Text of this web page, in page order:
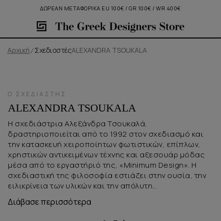
ΔΩΡΕΑΝ ΜΕΤΑΦΟΡΙΚΑ EU 100€ / GR 100€ / WR 400€
Αρχική ΣχεδιαστέςALEXANDRA TSOUKALA
Ο ΣΧΕΔΙΑΣΤΉΣ
ALEXANDRA TSOUKALA
Η σχεδιάστρια Αλεξάνδρα Τσουκαλά,
δραστηριοποιείται από το 1992 στον σχεδιασμό και
την κατασκευή χειροποίητων φωτιστικών, επίπλων,
χρηστικών αντικειμένων τέχνης και αξεσουάρ μόδας
μέσα από το εργαστήριό της, «Minimum Design». Η
σχεδιαστική της φιλοσοφία εστιάζει στην ουσία, την
ειλικρίνεια των υλικών και την απόλυτη
λειτουργικότητα, απορρίπτοντας τις «ψεύτικες»
εντυπώσεις και την υπερκατανάλωση, ώστε κάθε
Διάβασε περισσότερα